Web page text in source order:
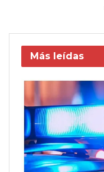
Más leídas